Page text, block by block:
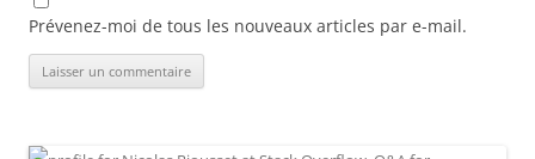
Prévenez-moi de tous les nouveaux articles par e-mail.